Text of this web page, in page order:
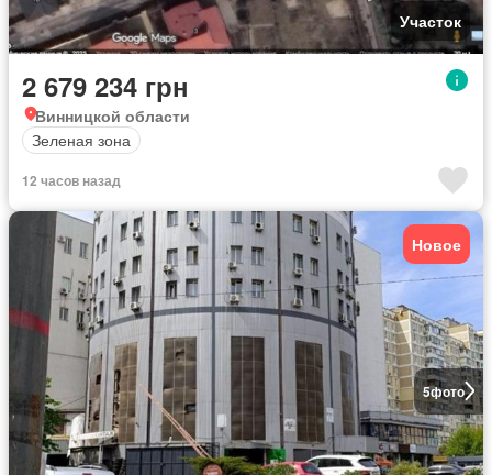
Участок
2 679 234 грн
Винницкой области
Зеленая зона
12 часов назад
5фото
Новое